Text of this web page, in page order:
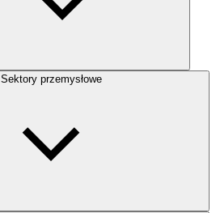
Sektory przemysłowe